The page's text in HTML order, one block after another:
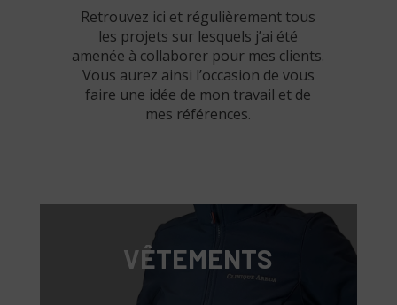
Retrouvez ici et régulièrement tous
les projets sur lesquels j’ai été
amenée à collaborer pour mes clients.
Vous aurez ainsi l’occasion de vous
faire une idée de mon travail et de
mes références.
VÊTEMENTS